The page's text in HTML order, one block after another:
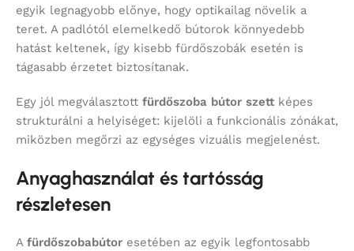
egyik legnagyobb előnye, hogy optikailag növelik a
teret. A padlótól elemelkedő bútorok könnyedebb
hatást keltenek, így kisebb fürdőszobák esetén is
tágasabb érzetet biztosítanak.
Egy jól megválasztott fürdőszoba bútor szett képes
strukturálni a helyiséget: kijelöli a funkcionális zónákat,
miközben megőrzi az egységes vizuális megjelenést.
Anyaghasználat és tartósság
részletesen
A fürdőszobabútor esetében az egyik legfontosabb